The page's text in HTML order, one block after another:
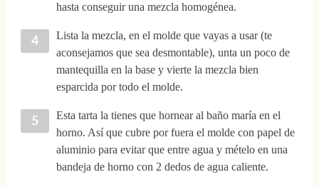
hasta conseguir una mezcla homogénea.
Lista la mezcla, en el molde que vayas a usar (te
aconsejamos que sea desmontable), unta un poco de
mantequilla en la base y vierte la mezcla bien
esparcida por todo el molde.
Esta tarta la tienes que hornear al baño maría en el
horno. Así que cubre por fuera el molde con papel de
aluminio para evitar que entre agua y mételo en una
bandeja de horno con 2 dedos de agua caliente.